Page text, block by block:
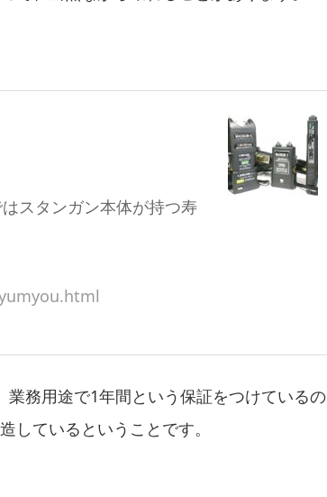
スタンガン本体が持つ寿
務用途で1年間という保証をつけているの
しているということです。